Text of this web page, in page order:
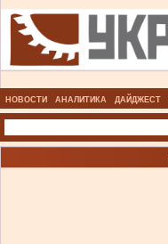
НОВОСТИ АНАЛИТИКА ДАЙДЖЕСТ